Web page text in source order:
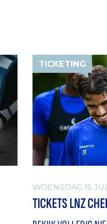
TICKETING
WOENSDAG 15
TICKETS LNZ